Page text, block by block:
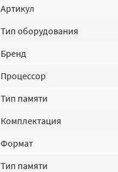
Артикул
Тип оборудования
Бренд
Процессор
Тип памяти
Комплектация
Формат
Тип памяти